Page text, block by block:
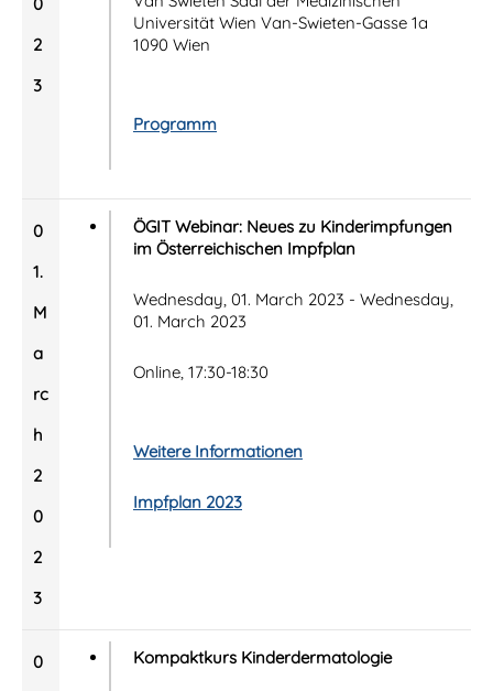
0
2
3
Universität Wien Van-Swieten-Gasse 1a
1090 Wien
Programm
0
1.
M
a
rc
h
2
0
2
3
ÖGIT Webinar: Neues zu Kinderimpfungen
im Österreichischen Impfplan
Wednesday, 01. March 2023 - Wednesday,
01. March 2023
Online, 17:30-18:30
Weitere Informationen
Impfplan 2023
0
Kompaktkurs Kinderdermatologie